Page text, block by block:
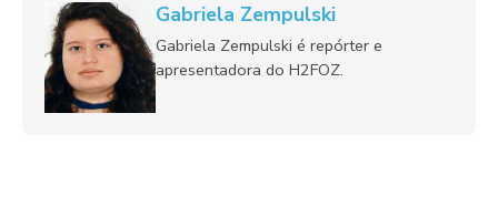
Gabriela Zempulski
Gabriela Zempulski é repórter e
apresentadora do H2FOZ.